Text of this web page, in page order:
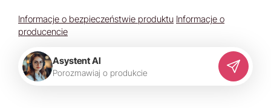
Informacje o bezpieczeństwie produktu Informacje o
producencie
Asystent AI
Porozmawiaj o produkcie